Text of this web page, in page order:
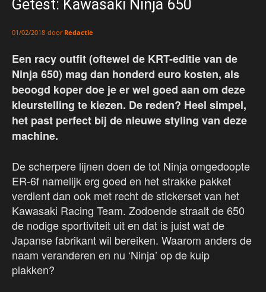
Getest: Kawasaki Ninja 650
01/02/2018 door Redactie
Een racy outfit (oftewel de KRT-editie van de
Ninja 650) mag dan honderd euro kosten, als
beoogd koper doe je er wel goed aan om deze
kleurstelling te kiezen. De reden? Heel simpel,
het past perfect bij de nieuwe styling van deze
machine.
De scherpere lijnen doen de tot Ninja omgedoopte
ER-6f namelijk erg goed en het strakke pakket
verdient dan ook met recht de stickerset van het
Kawasaki Racing Team. Zodoende straalt de 650
de nodige sportiviteit uit en dat is juist wat de
Japanse fabrikant wil bereiken. Waarom anders de
naam veranderen en nu ‘Ninja’ op de kuip
plakken?